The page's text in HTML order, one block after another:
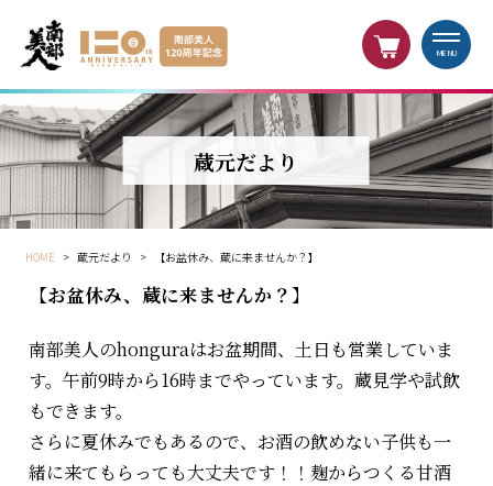
MENU
蔵元だより
HOME > 蔵元だより > 【お盆休み、蔵に来ませんか？】
【お盆休み、蔵に来ませんか？】
南部美人のhonguraはお盆期間、土日も営業していま
す。午前9時から16時までやっています。蔵見学や試飲
もできます。
さらに夏休みでもあるので、お酒の飲めない子供も一
緒に来てもらっても大丈夫です！！麹からつくる甘酒